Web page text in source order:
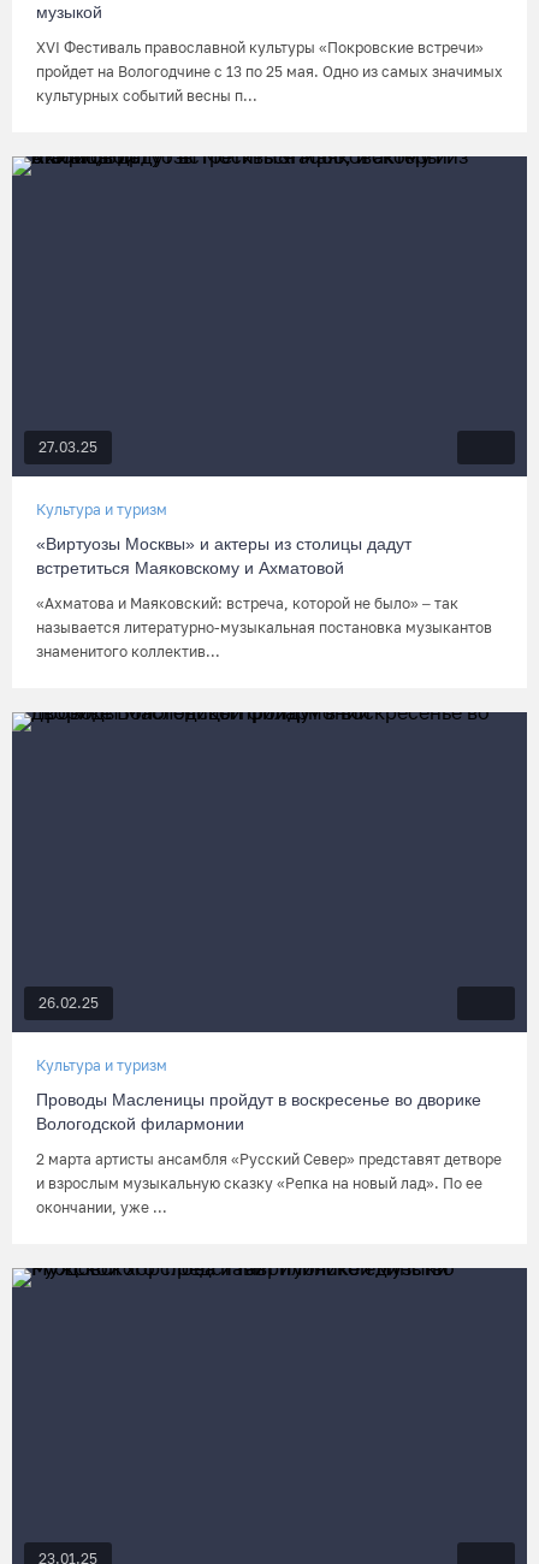
музыкой
XVI Фестиваль православной культуры «Покровские встречи»
пройдет на Вологодчине с 13 по 25 мая. Одно из самых значимых
культурных событий весны п...
27.03.25
Культура и туризм
«Виртуозы Москвы» и актеры из столицы дадут
встретиться Маяковскому и Ахматовой
«Ахматова и Маяковский: встреча, которой не было» – так
называется литературно-музыкальная постановка музыкантов
знаменитого коллектив...
26.02.25
Культура и туризм
Проводы Масленицы пройдут в воскресенье во дворике
Вологодской филармонии
2 марта артисты ансамбля «Русский Север» представят детворе
и взрослым музыкальную сказку «Репка на новый лад». По ее
окончании, уже ...
23.01.25